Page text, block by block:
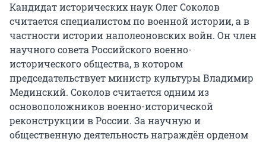
Кандидат исторических наук Олег Соколов
считается специалистом по военной истории, а в
частности истории наполеоновских войн. Он член
научного совета Российского военно-
исторического общества, в котором
председательствует министр культуры Владимир
Мединский. Соколов считается одним из
основоположников военно-исторической
реконструкции в России. За научную и
общественную деятельность награждён орденом